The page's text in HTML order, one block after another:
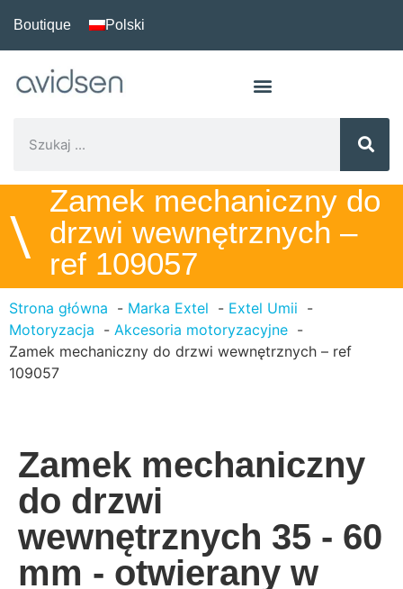
Boutique Polski
\
Zamek mechaniczny do
drzwi wewnętrznych –
ref 109057
Strona główna Marka Extel
Extel Umii
Motoryzacja
Akcesoria motoryzacyjne
Zamek mechaniczny do drzwi wewnętrznych – ref
109057
Zamek mechaniczny
do drzwi
wewnętrznych 35 - 60
mm - otwierany w